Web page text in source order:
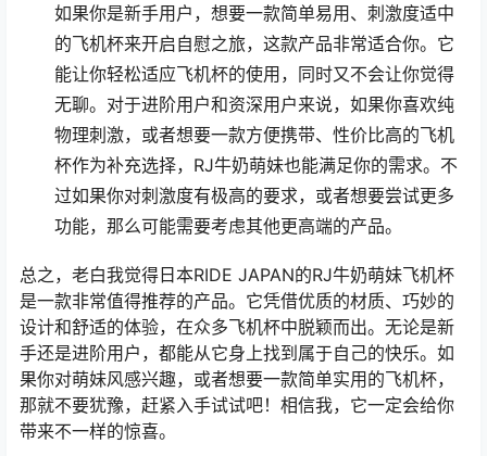
如果你是新手用户，想要一款简单易用、刺激度适中
的飞机杯来开启自慰之旅，这款产品非常适合你。它
能让你轻松适应飞机杯的使用，同时又不会让你觉得
无聊。对于进阶用户和资深用户来说，如果你喜欢纯
物理刺激，或者想要一款方便携带、性价比高的飞机
杯作为补充选择，RJ牛奶萌妹也能满足你的需求。不
过如果你对刺激度有极高的要求，或者想要尝试更多
功能，那么可能需要考虑其他更高端的产品。
总之，老白我觉得日本RIDE JAPAN的RJ牛奶萌妹飞机杯
是一款非常值得推荐的产品。它凭借优质的材质、巧妙的
设计和舒适的体验，在众多飞机杯中脱颖而出。无论是新
手还是进阶用户，都能从它身上找到属于自己的快乐。如
果你对萌妹风感兴趣，或者想要一款简单实用的飞机杯，
那就不要犹豫，赶紧入手试试吧！相信我，它一定会给你
带来不一样的惊喜。